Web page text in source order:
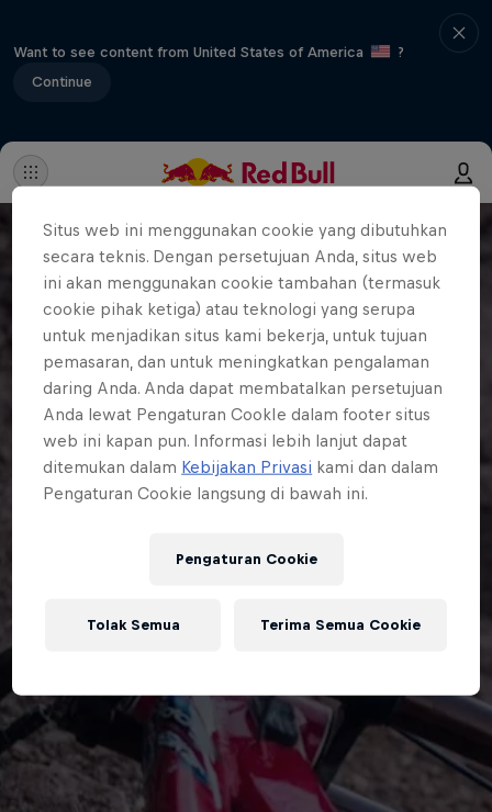
Want to see content from United States of America
?
Continue
Situs web ini menggunakan cookie yang dibutuhkan
secara teknis. Dengan persetujuan Anda, situs web
ini akan menggunakan cookie tambahan (termasuk
cookie pihak ketiga) atau teknologi yang serupa
untuk menjadikan situs kami bekerja, untuk tujuan
pemasaran, dan untuk meningkatkan pengalaman
daring Anda. Anda dapat membatalkan persetujuan
Anda lewat Pengaturan CookIe dalam footer situs
web ini kapan pun. Informasi lebih lanjut dapat
ditemukan dalam Kebijakan Privasi kami dan dalam
Pengaturan Cookie langsung di bawah ini.
Pengaturan Cookie
Tolak Semua Terima Semua Cookie